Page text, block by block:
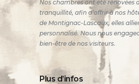
Nos chambres ont été rénovées
tranquillité, afin d’offrir à nos
de Montignac-Lascaux, elles
personnalisé. Nous nous
bien-être de nos visiteurs.
Plus d’infos